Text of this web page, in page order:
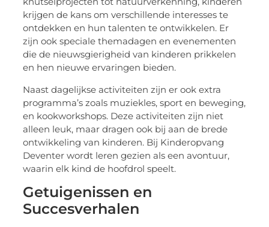
krijgen de kans om verschillende interesses te
ontdekken en hun talenten te ontwikkelen. Er
zijn ook speciale themadagen en evenementen
die de nieuwsgierigheid van kinderen prikkelen
en hen nieuwe ervaringen bieden.
Naast dagelijkse activiteiten zijn er ook extra
programma’s zoals muziekles, sport en beweging,
en kookworkshops. Deze activiteiten zijn niet
alleen leuk, maar dragen ook bij aan de brede
ontwikkeling van kinderen. Bij Kinderopvang
Deventer wordt leren gezien als een avontuur,
waarin elk kind de hoofdrol speelt.
Getuigenissen en
Succesverhalen